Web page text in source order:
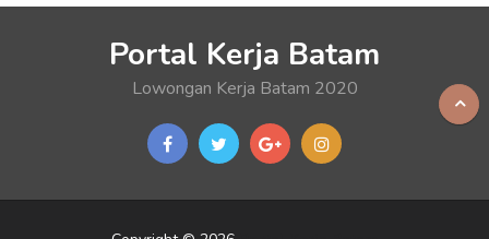
Portal Kerja Batam
Lowongan Kerja Batam 2020